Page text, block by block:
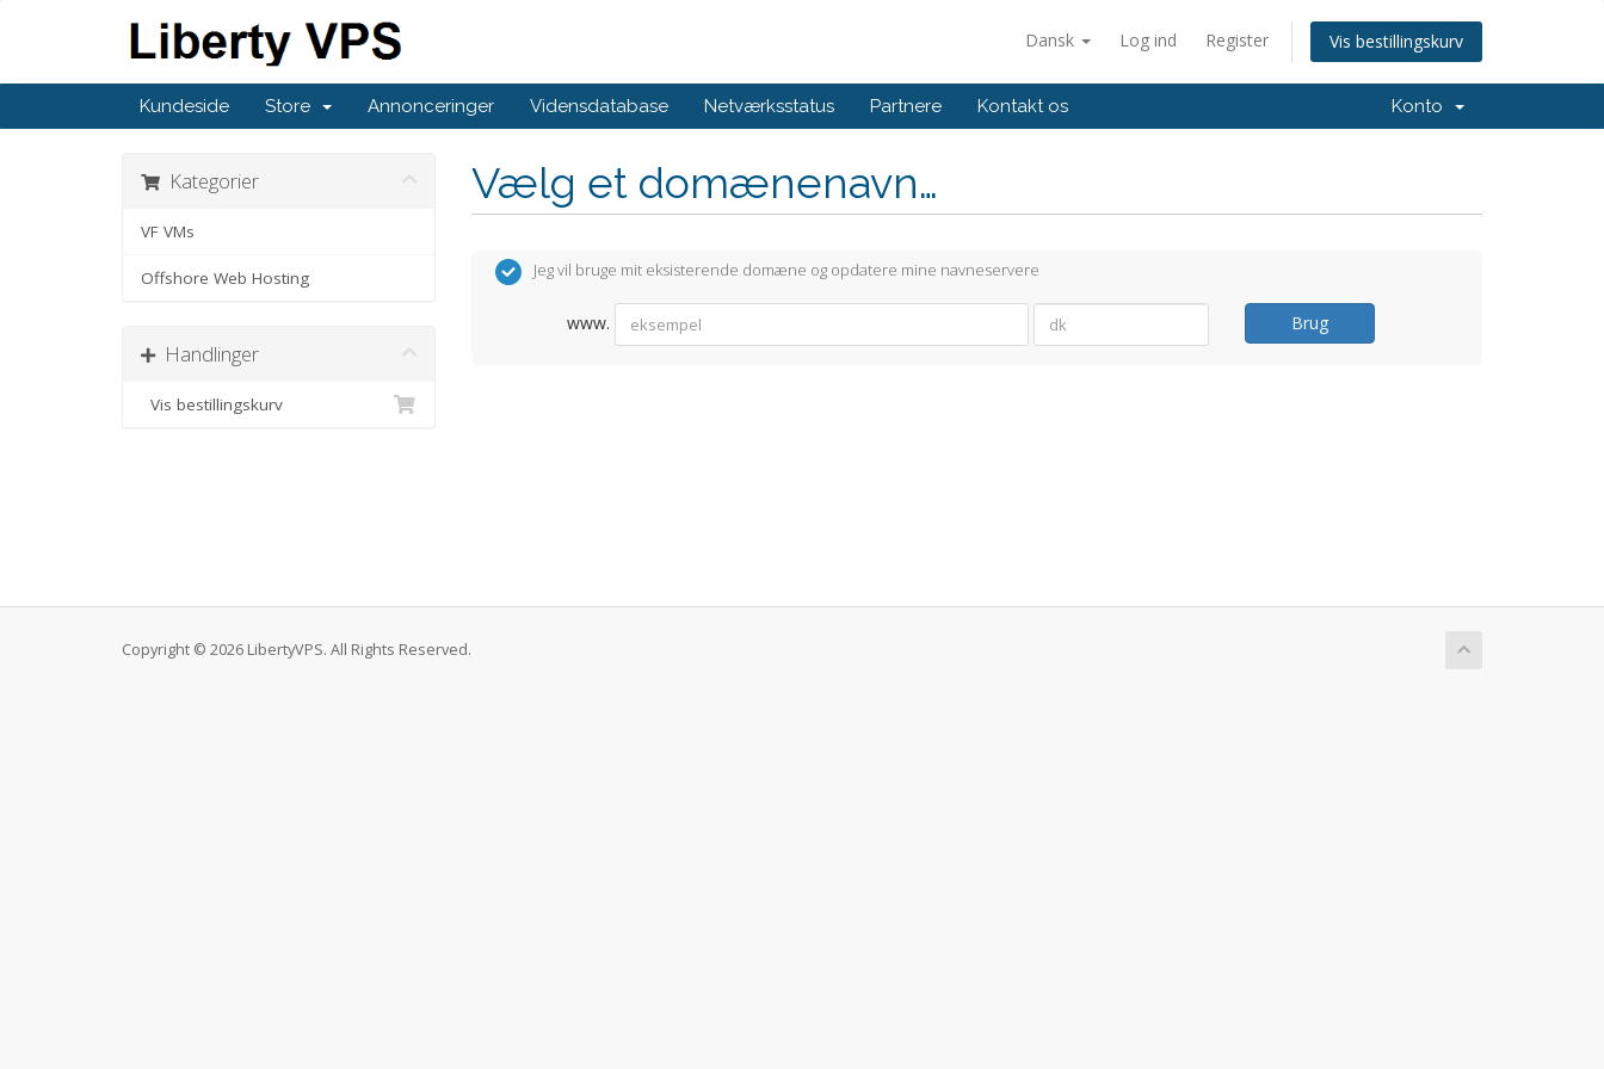
Dansk Log ind Register Vis bestillingskurv
Kundeside Store Annonceringer Vidensdatabase Netværksstatus Partnere Kontakt os Konto
Vælg et domænenavn…
Kategorier
VF VMs
Offshore Web Hosting
Handlinger
Vis bestillingskurv
Jeg vil bruge mit eksisterende domæne og opdatere mine navneservere
www. Brug
Copyright © 2026 LibertyVPS. All Rights Reserved.